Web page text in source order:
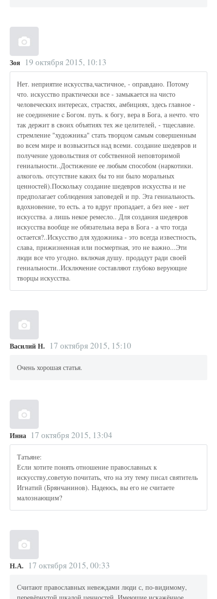
Зоя 19 октября 2015, 10:13
Нет. неприятие искусства,частичное, - оправдано. Потому
что. искусство практически все - замыкается на чисто
человеческих интересах, страстях, амбициях, здесь главное -
не соединение c Богом. путь. к богу, вера в Бога, а нечто. что
так держит в своих объятиях тех же целителей, - тщеславие.
стремление "художника" стать творцом самым совершенным
во всем мире и возвыситься над всеми. создание шедевров и
получение удовольствия от собственной неповторимой
гениальности..Достижение ее любым способом (наркотики.
алкоголь. отсутствие каких бы то ни было моральных
ценностей).Поскольку создание шедевров искусства и не
предполагает соблюдения заповедей и пр. Эта гениальность.
вдохновение, то есть. а то вдруг пропадает, а без нее - нет
искусства. а лишь некое ремесло.. Для создания шедевров
искусства вообще не обязательна вера в Бога - а что тогда
остается?..Искусство для художника - это всегда известность,
слава, прижизненная или посмертная, это не важно...Эти
люди все что угодно. включая душу. продадут ради своей
гениальности..Исключение составляют глубоко верующие
творцы искусства.
Василий Н. 17 октября 2015, 15:10
Очень хорошая статья.
Инна 17 октября 2015, 13:04
Татьяне:
Если хотите понять отношение православных к
искусству,советую почитать, что на эту тему писал святитель
Игнатий (Брянчанинов). Надеюсь, вы его не считаете
малознающим?
Н.А. 17 октября 2015, 00:33
Считают православных невеждами люди с, по-видимому,